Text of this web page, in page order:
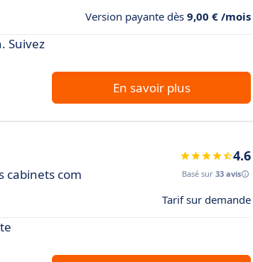
Version payante dès 9,00 € /mois
Suivez
En savoir plus
cabinets com
4.6
Basé sur 33 avis
Tarif sur demande